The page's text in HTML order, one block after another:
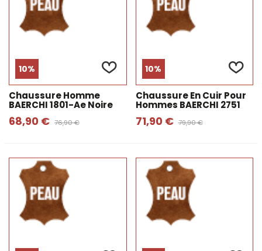
10%
Chaussure Homme
BAERCHI 1801-Ae Noire
68,90 € 76,90 €
10%
Chaussure En Cuir Pour
Hommes BAERCHI 2751
71,90 € 79,90 €